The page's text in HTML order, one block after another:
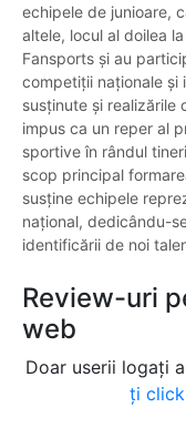
echipele de junioare,
altele, locul al doilea
Fansports și au
competiții naționale și
susținute și realizările
impus ca un reper al
sportive în rândul
scop principal
susține echipele
național, dedicându-
identificării de noi
Review-uri
web
Doar userii logați
ți